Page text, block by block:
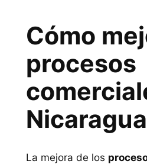
Cómo
procesos
Nicaragua
La mejora de los